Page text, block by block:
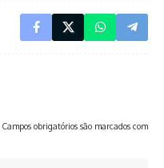
Campos obrigatórios são marcados com